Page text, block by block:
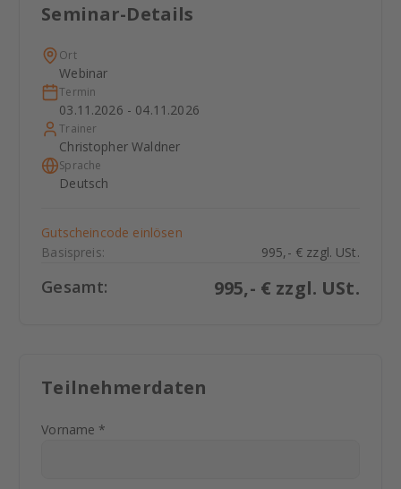
Seminar-Details
Ort
Webinar
Termin
03.11.2026 - 04.11.2026
Trainer
Christopher Waldner
Sprache
Deutsch
Gutscheincode einlösen
Basispreis:
995,- € zzgl. USt.
Gesamt: 995,- € zzgl. USt.
Teilnehmerdaten
Vorname *